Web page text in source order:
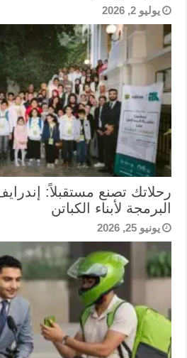
يوليو 2, 2026
رحلاتك تصنع مستقبلاً:
البرمجة لأبناء الكباتن
يونيو 25, 2026